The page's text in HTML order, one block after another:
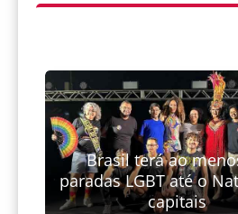
Brasil terá ao
paradas LGBT até o
capitais